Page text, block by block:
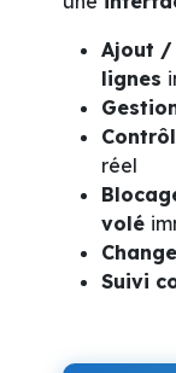
Ajout /
lignes
réel
volé
Suivi